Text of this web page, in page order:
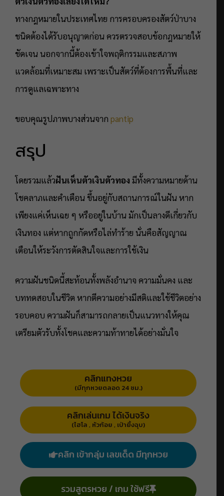
ทางกฎหมายในประเทศไทย การครอบครองสัตว์ป่าบาง
ชนิดต้องได้รับอนุญาตก่อน ควรตรวจสอบข้อกฎหมายให้
ชัดเจน นอกจากนี้ต้องเข้าใจพฤติกรรมและสภาพ
แวดล้อมที่เหมาะสม เพราะเป็นสัตว์ที่ต้องการพื้นที่และ
การดูแลเฉพาะทาง
ขอบคุณรูปภาพบางส่วนจาก pantip
สรุป
โดยรวมแล้วฝันเห็นตัวเงินตัวทอง มีทั้งความหมายด้าน
โชคลาภและคำเตือน ขึ้นอยู่กับสถานการณ์ในฝัน หาก
เพียงแค่เห็นเฉย ๆ หรืออยู่ในบ้าน มักเป็นลางดีเกี่ยวกับ
เงินทอง แต่หากถูกกัดหรือไล่ทำร้าย นั่นคือสัญญาณ
เตือนให้ระวังการตัดสินใจและการใช้เงิน
ความฝันชนิดนี้สะท้อนทั้งพลังอำนาจ ความมั่นคง และ
บททดสอบในชีวิต หากตีความอย่างมีสติและใช้ชีวิตอย่าง
รอบคอบ ความฝันก็สามารถกลายเป็นแนวทางให้คุณ
เตรียมตัวรับทั้งโชคและความท้าทายได้อย่างมั่นใจ
คลิกแทงหวย
(มีทุกหวยตลอด 24 ชม.)
คลิกเล่นเกม ได้เงินจริง
(ไฮโล , หัวก้อย , เป่ายิ้งฉุบ)
คลิก เข้ากลุ่ม เลขเด็ด มีทุกหวย
รวมสูตรหวย / เกม ใช้ฟรี